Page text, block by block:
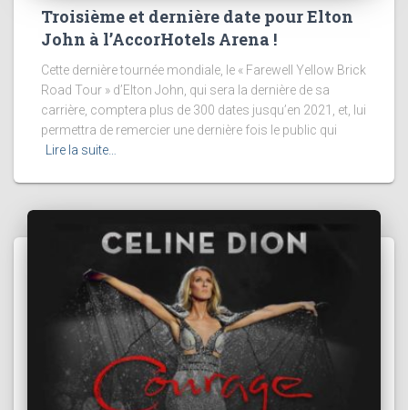
Troisième et dernière date pour Elton
John à l’AccorHotels Arena !
Cette dernière tournée mondiale, le « Farewell Yellow Brick
Road Tour » d’Elton John, qui sera la dernière de sa
carrière, comptera plus de 300 dates jusqu’en 2021, et, lui
permettra de remercier une dernière fois le public qui
Lire la suite…